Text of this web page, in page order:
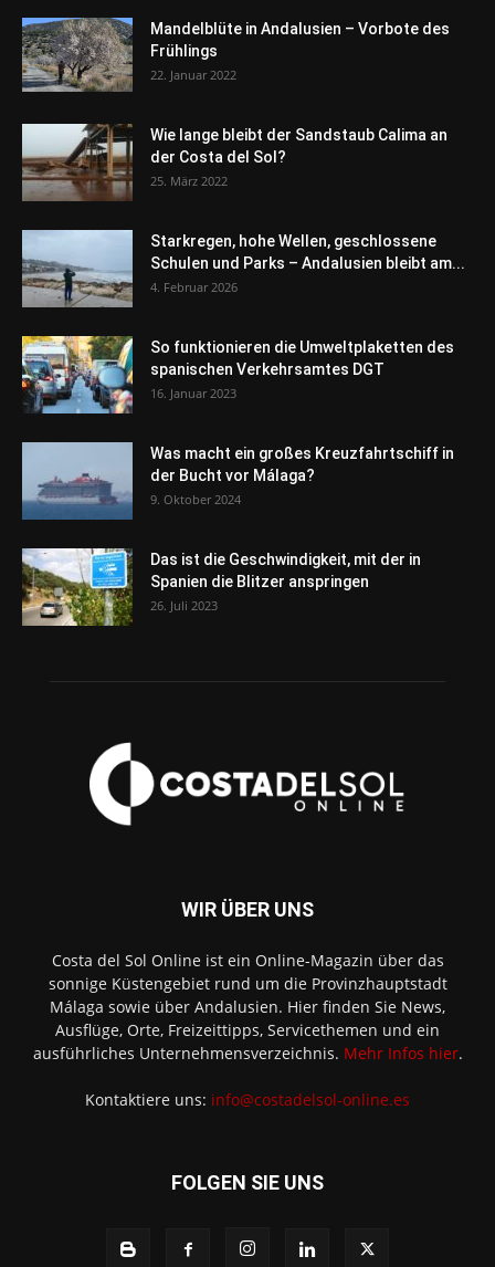
Mandelblüte in Andalusien – Vorbote des
Frühlings
22. Januar 2022
Wie lange bleibt der Sandstaub Calima an
der Costa del Sol?
25. März 2022
Starkregen, hohe Wellen, geschlossene
Schulen und Parks – Andalusien bleibt am...
4. Februar 2026
So funktionieren die Umweltplaketten des
spanischen Verkehrsamtes DGT
16. Januar 2023
Was macht ein großes Kreuzfahrtschiff in
der Bucht vor Málaga?
9. Oktober 2024
Das ist die Geschwindigkeit, mit der in
Spanien die Blitzer anspringen
26. Juli 2023
WIR ÜBER UNS
Costa del Sol Online ist ein Online-Magazin über das
sonnige Küstengebiet rund um die Provinzhauptstadt
Málaga sowie über Andalusien. Hier finden Sie News,
Ausflüge, Orte, Freizeittipps, Servicethemen und ein
ausführliches Unternehmensverzeichnis. Mehr Infos hier.
Kontaktiere uns: info@costadelsol-online.es
FOLGEN SIE UNS